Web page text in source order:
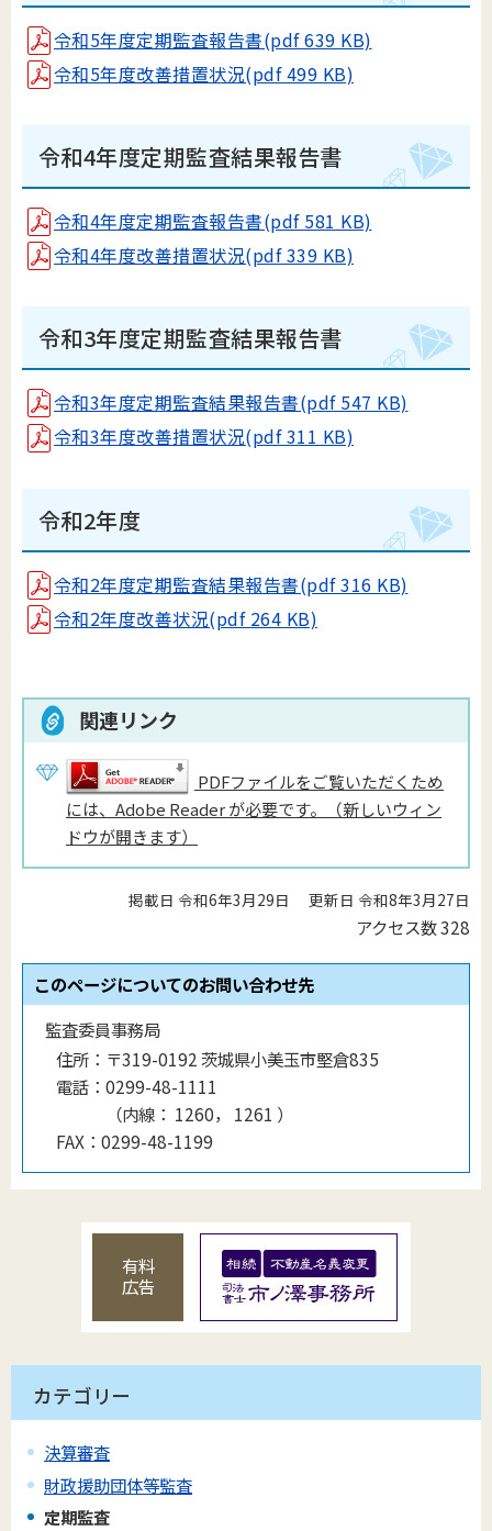
令和5年度定期監査報告書(pdf 639 KB)
令和5年度改善措置状況(pdf 499 KB)
令和4年度定期監査結果報告書
令和4年度定期監査報告書(pdf 581 KB)
令和4年度改善措置状況(pdf 339 KB)
令和3年度定期監査結果報告書
令和3年度定期監査結果報告書(pdf 547 KB)
令和3年度改善措置状況(pdf 311 KB)
令和2年度
令和2年度定期監査結果報告書(pdf 316 KB)
令和2年度改善状況(pdf 264 KB)
関連リンク
PDFファイルをご覧いただくため
には、Adobe Reader が必要です。（新しいウィン
ドウが開きます）
掲載日 令和6年3月29日 更新日 令和8年3月27日
アクセス数328
このページについてのお問い合わせ先
監査委員事務局
住所： 〒319-0192 茨城県小美玉市堅倉835
電話： 0299-48-1111
（内線 ： 1260， 1261 ）
FAX： 0299-48-1199
有料
広告
カテゴリー
決算審査
財政援助団体等監査
定期監査